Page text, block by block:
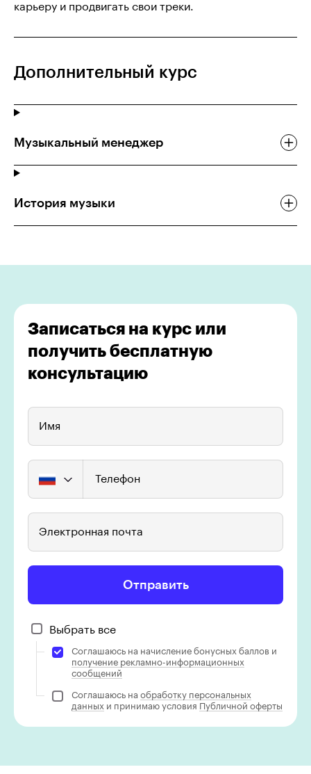
карьеру и продвигать свои треки.
Дополнительный курс
Музыкальный менеджер
История музыки
Записаться на курс или
получить бесплатную
консультацию
Имя
Телефон
Электронная почта
Отправить
Выбрать все
Соглашаюсь на начисление бонусных баллов и
получение рекламно-информационных
сообщений
Соглашаюсь на обработку персональных
данных и принимаю условия Публичной оферты